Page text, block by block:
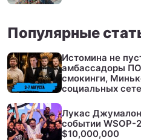
Популярные
Истомина не
амбассадоры
смокинги,
социальных
Лукас
событии WSOP-
$10,000,000